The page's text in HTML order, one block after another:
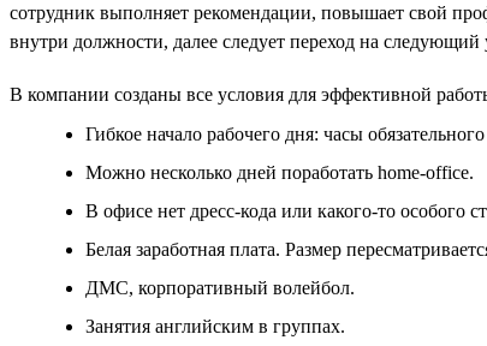
сотрудник выполняет рекомендации, повышает свой
внутри должности, далее следует переход на
В компании созданы все условия для эффективной
Гибкое начало рабочего дня: часы
Можно несколько дней поработать home-office.
В офисе нет дресс-кода или какого-то особого
Белая заработная плата. Размер
ДМС, корпоративный волейбол.
Занятия английским в группах.